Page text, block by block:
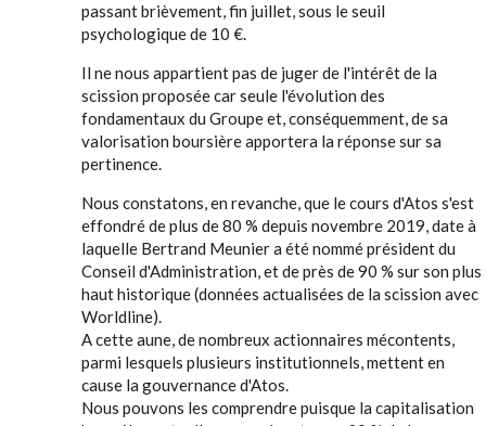
passant brièvement, fin juillet, sous le seuil
psychologique de 10 €.
Il ne nous appartient pas de juger de l'intérêt de la
scission proposée car seule l'évolution des
fondamentaux du Groupe et, conséquemment, de sa
valorisation boursière apportera la réponse sur sa
pertinence.
Nous constatons, en revanche, que le cours d'Atos s'est
effondré de plus de 80 % depuis novembre 2019, date à
laquelle Bertrand Meunier a été nommé président du
Conseil d'Administration, et de près de 90 % sur son plus
haut historique (données actualisées de la scission avec
Worldline).
A cette aune, de nombreux actionnaires mécontents,
parmi lesquels plusieurs institutionnels, mettent en
cause la gouvernance d'Atos.
Nous pouvons les comprendre puisque la capitalisation